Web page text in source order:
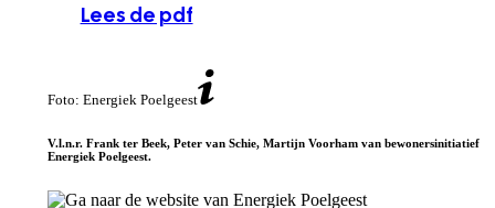
Lees de pdf
Foto: Energiek Poelgeest
V.l.n.r. Frank ter Beek, Peter van Schie, Martijn Voorham van bewonersinitiatief
Energiek Poelgeest.